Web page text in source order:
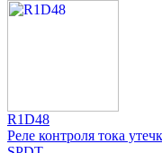
R1D48
Реле контроля тока